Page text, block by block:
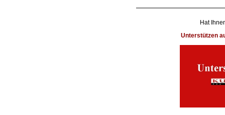
Hat
Unterstützen